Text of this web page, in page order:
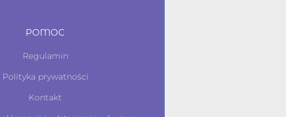
POMOC
Regulamin
Polityka prywatności
Kontakt